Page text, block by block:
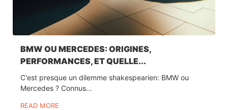
BMW OU MERCEDES: ORIGINES,
PERFORMANCES, ET QUELLE...
C'est presque un dilemme shakespearien: BMW ou
Mercedes ? Connus...
READ MORE